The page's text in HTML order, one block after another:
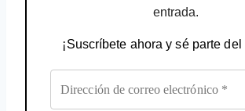
entrada.
¡Suscríbete ahora y sé parte del